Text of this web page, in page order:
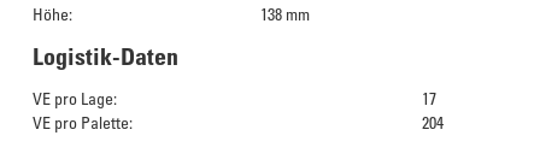
Höhe:
138 mm
Logistik-Daten
VE pro Lage:
17
VE pro Palette:
204